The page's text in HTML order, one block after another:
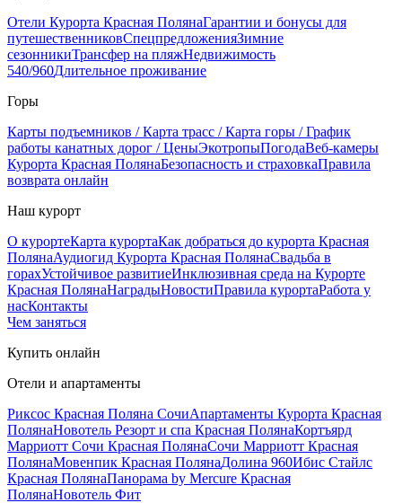
Отели Курорта Красная ПолянаГарантии и бонусы для
путешественниковСпецпредложенияЗимние
сезонникиТрансфер на пляжНедвижимость
540/960Длительное проживание
Горы
Карты подъемников / Карта трасс / Карта горы / График
работы канатных дорог / ЦеныЭкотропыПогодаВеб-камеры
Курорта Красная ПолянаБезопасность и страховкаПравила
возврата онлайн
Наш курорт
О курортеКарта курортаКак добраться до курорта Красная
ПолянаАудиогид Курорта Красная ПолянаСвадьба в
горахУстойчивое развитиеИнклюзивная среда на Курорте
Красная ПолянаНаградыНовостиПравила курортаРабота у
насКонтакты
Чем заняться
Купить онлайн
Отели и апартаменты
Риксос Красная Поляна СочиАпартаменты Курорта Красная
ПолянаНовотель Резорт и спа Красная ПолянаКортъярд
Марриотт Сочи Красная ПолянаСочи Марриотт Красная
ПолянаМовенпик Красная ПолянаДолина 960Ибис Стайлс
Красная ПолянаПанорама by Mercure Красная
ПолянаНовотель Фит